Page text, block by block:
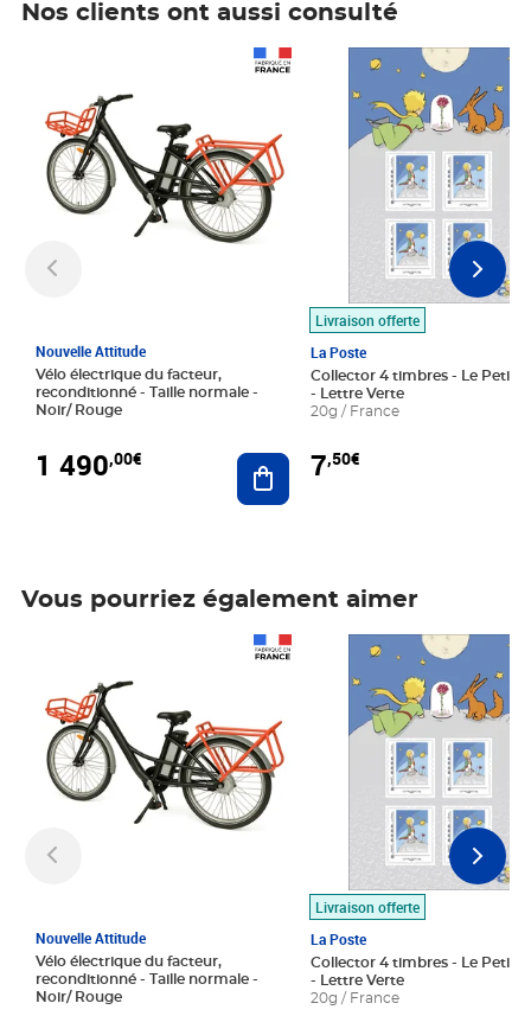
Nos clients ont aussi consulté
Nouvelle Attitude
Vélo électrique du facteur,
reconditionné - Taille normale -
Noir/ Rouge
1 490,00€ Ajouter au panier
Livraison offerte
La Poste
Collector 4 timbres - Le Petit
- Lettre Verte
20g / France
7,50€
Prix 7,50€
Vous pourriez également aimer
Nouvelle Attitude
Vélo électrique du facteur,
reconditionné - Taille normale -
Noir/ Rouge
Livraison offerte
La Poste
Collector 4 timbres - Le Petit
- Lettre Verte
20g / France
Prix 7,50€